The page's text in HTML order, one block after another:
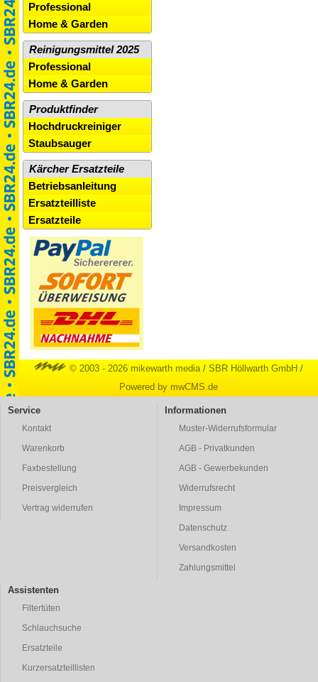
Professional
Home & Garden
Reinigungsmittel 2025
Professional
Home & Garden
Produktfinder
Hochdruckreiniger
Staubsauger
Kärcher Ersatzteile
Betriebsanleitung
Ersatzteilliste
Ersatzteile
© 2003 - 2026 mikewarth media / SBR Höllwarth GmbH /
Powered by mwCMS.de
Service
Kontakt
Warenkorb
Faxbestellung
Preisvergleich
Vertrag widerrufen
Informationen
Muster-Widerrufsformular
AGB - Privatkunden
AGB - Gewerbekunden
Widerrufsrecht
Impressum
Datenschutz
Versandkosten
Zahlungsmittel
Assistenten
Filtertüten
Schlauchsuche
Ersatzteile
Kurzersatzteillisten